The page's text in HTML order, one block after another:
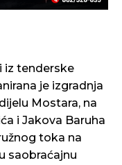
iz tenderske
je izgradnja
Mostara, na
i Jakova Baruha
toka na
saobraćajnu